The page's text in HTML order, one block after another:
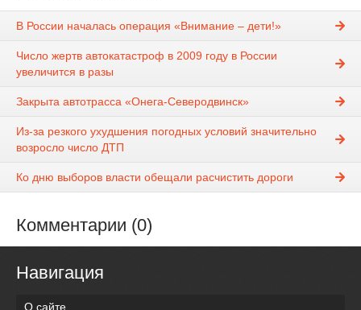
В России началась операция «Внимание – дети!»
Число жертв автокатастроф в 2009 году в России
увеличится в разы
Закрыта автотрасса «Онега-Северодвинск»
Из-за резкого ухудшения погодных условий значительно
возросло число ДТП
Ко дню выборов власти обещали расчистить дороги
Комментарии (0)
Навигация
О сайте